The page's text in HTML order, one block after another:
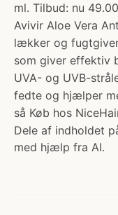
ml. Tilbud: nu
Avivir Aloe Vera
lækker og
som giver effektiv
UVA- og UVB-
fedte og hjælper
så Køb hos
Dele af indholdet
med hjælp fra AI.